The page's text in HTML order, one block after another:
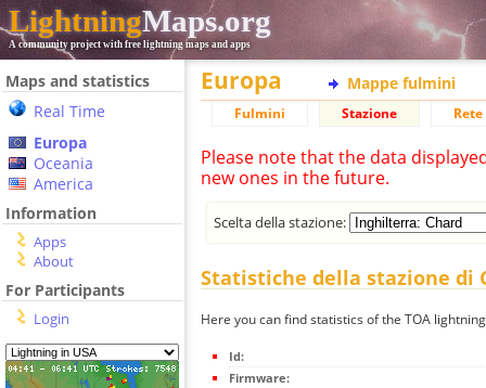
LightningMaps.org
A community project with free lightning maps and apps
Maps and statistics
Real Time
Europa
Oceania
America
Information
Apps
About
For Participants
Login
Europa Mappe fulmini
Fulmini Stazione
Please note that the data
new ones in the future.
Scelta della stazione:
Statistiche della stazione di
Here you can find statistics of the TOA
Id:
Firmware: